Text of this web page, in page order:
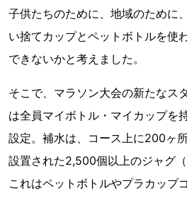
子供たちのために、地域のために
い捨てカップとペットボトルを使
できないかと考えました。
そこで、マラソン大会の新たなス
は全員マイボトル・マイカップを
設定。補水は、コース上に200ヶ
設置された2,500個以上のジャグ（
これはペットボトルやプラカップ